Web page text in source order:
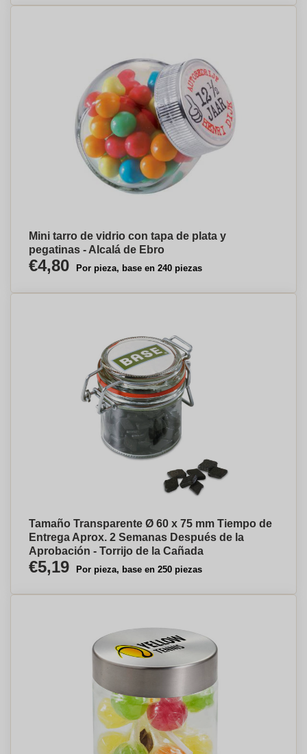
Mini tarro de vidrio con tapa de plata y
pegatinas - Alcalá de Ebro
€4,80 Por pieza, base en 240 piezas
Tamaño Transparente Ø 60 x 75 mm Tiempo de
Entrega Aprox. 2 Semanas Después de la
Aprobación - Torrijo de la Cañada
€5,19 Por pieza, base en 250 piezas